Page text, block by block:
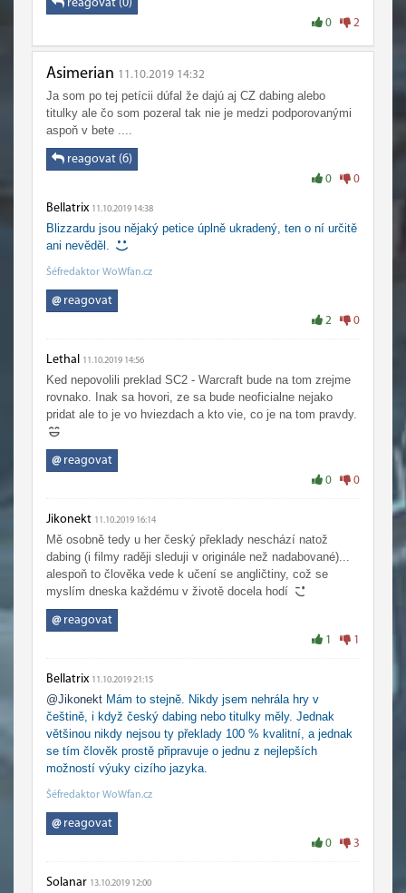
reagovat (0)
0 2
Asimerian 11.10.2019 14:32
Ja som po tej petícii dúfal že dajú aj CZ dabing alebo
titulky ale čo som pozeral tak nie je medzi podporovanými
aspoň v bete ....
reagovat (6)
0 0
Bellatrix 11.10.2019 14:38
Blizzardu jsou nějaký petice úplně ukradený, ten o ní určitě
ani nevěděl.
Šéfredaktor WoWfan.cz
@reagovat
2 0
Lethal 11.10.2019 14:56
Ked nepovolili preklad SC2 - Warcraft bude na tom zrejme
rovnako. Inak sa hovori, ze sa bude neoficialne nejako
pridat ale to je vo hviezdach a kto vie, co je na tom pravdy.
@reagovat
0 0
Jikonekt 11.10.2019 16:14
Mě osobně tedy u her český překlady neschází natož
dabing (i filmy raději sleduji v originále než nadabované)...
alespoň to člověka vede k učení se angličtiny, což se
myslím dneska každému v životě docela hodí
@reagovat
1 1
Bellatrix 11.10.2019 21:15
@Jikonekt Mám to stejně. Nikdy jsem nehrála hry v
češtině, i když český dabing nebo titulky měly. Jednak
většinou nikdy nejsou ty překlady 100 % kvalitní, a jednak
se tím člověk prostě připravuje o jednu z nejlepších
možností výuky cizího jazyka.
Šéfredaktor WoWfan.cz
@reagovat
0 3
Solanar 13.10.2019 12:00